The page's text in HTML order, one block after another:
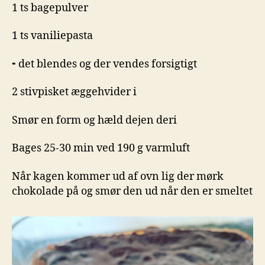
1 ts bagepulver
1 ts vaniliepasta
⁃ det blendes og der vendes forsigtigt
2 stivpisket æggehvider i
Smør en form og hæld dejen deri
Bages 25-30 min ved 190 g varmluft
Når kagen kommer ud af ovn lig der mørk
chokolade på og smør den ud når den er smeltet